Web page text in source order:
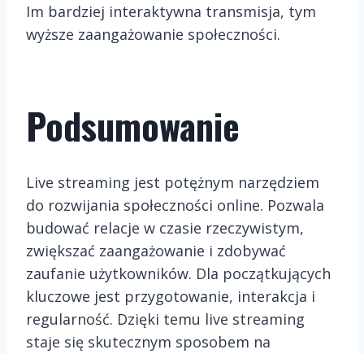
Im bardziej interaktywna transmisja, tym
wyższe zaangażowanie społeczności.
Podsumowanie
Live streaming jest potężnym narzędziem
do rozwijania społeczności online. Pozwala
budować relacje w czasie rzeczywistym,
zwiększać zaangażowanie i zdobywać
zaufanie użytkowników. Dla początkujących
kluczowe jest przygotowanie, interakcja i
regularność. Dzięki temu live streaming
staje się skutecznym sposobem na